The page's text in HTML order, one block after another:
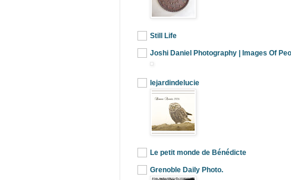
Still Life
Joshi Daniel Photography | Images Of
lejardindelucie
Le petit monde de Bénédicte
Grenoble Daily Photo.